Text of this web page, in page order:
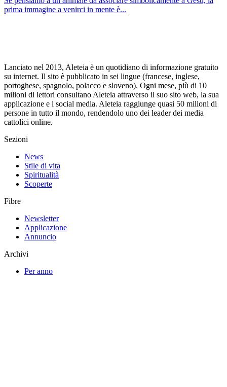
prima immagine a venirci in mente è...
Lanciato nel 2013, Aleteia è un quotidiano di informazione gratuito
su internet. Il sito è pubblicato in sei lingue (francese, inglese,
portoghese, spagnolo, polacco e sloveno). Ogni mese, più di 10
milioni di lettori consultano Aleteia attraverso il suo sito web, la sua
applicazione e i social media. Aleteia raggiunge quasi 50 milioni di
persone in tutto il mondo, rendendolo uno dei leader dei media
cattolici online.
Sezioni
News
Stile di vita
Spiritualità
Scoperte
Fibre
Newsletter
Applicazione
Annuncio
Archivi
Per anno